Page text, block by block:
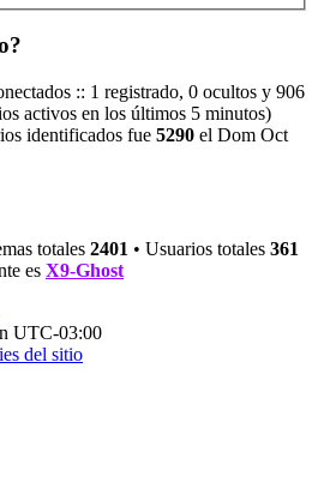
:: 1 registrado, 0 ocultos y 906
activos en los últimos 5 minutos)
identificados fue 5290 el Dom Oct
totales 2401 • Usuarios totales 361
es X9-Ghost
UTC-03:00
del sitio